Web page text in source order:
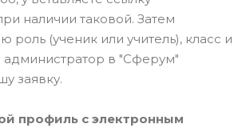
наличии таковой. Затем
роль (ученик или учитель), класс и
администратор в "Сферум"
заявку.
профиль с электронным